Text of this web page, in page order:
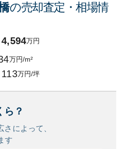
の売却査定・相場情
4,594万円
万円/m²
113万円/坪
ら？
さによって、
す